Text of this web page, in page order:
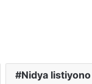
Nidya listiyono